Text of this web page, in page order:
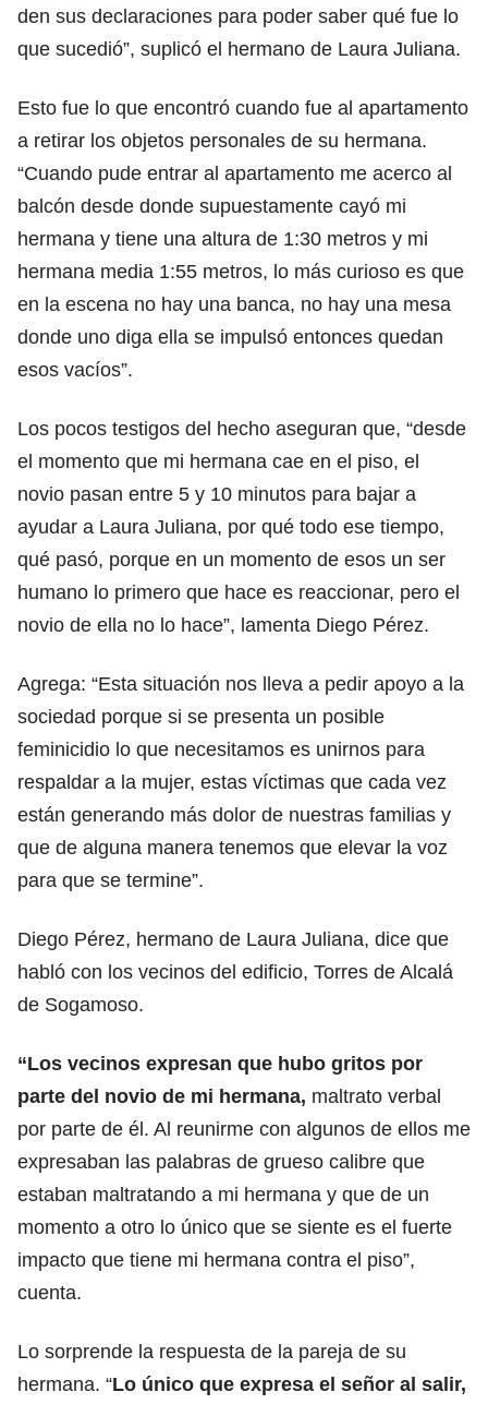
den sus declaraciones para poder saber qué fue lo
que sucedió”, suplicó el hermano de Laura Juliana.
Esto fue lo que encontró cuando fue al apartamento
a retirar los objetos personales de su hermana.
“Cuando pude entrar al apartamento me acerco al
balcón desde donde supuestamente cayó mi
hermana y tiene una altura de 1:30 metros y mi
hermana media 1:55 metros, lo más curioso es que
en la escena no hay una banca, no hay una mesa
donde uno diga ella se impulsó entonces quedan
esos vacíos”.
Los pocos testigos del hecho aseguran que, “desde
el momento que mi hermana cae en el piso, el
novio pasan entre 5 y 10 minutos para bajar a
ayudar a Laura Juliana, por qué todo ese tiempo,
qué pasó, porque en un momento de esos un ser
humano lo primero que hace es reaccionar, pero el
novio de ella no lo hace”, lamenta Diego Pérez.
Agrega: “Esta situación nos lleva a pedir apoyo a la
sociedad porque si se presenta un posible
feminicidio lo que necesitamos es unirnos para
respaldar a la mujer, estas víctimas que cada vez
están generando más dolor de nuestras familias y
que de alguna manera tenemos que elevar la voz
para que se termine”.
Diego Pérez, hermano de Laura Juliana, dice que
habló con los vecinos del edificio, Torres de Alcalá
de Sogamoso.
“Los vecinos expresan que hubo gritos por
parte del novio de mi hermana, maltrato verbal
por parte de él. Al reunirme con algunos de ellos me
expresaban las palabras de grueso calibre que
estaban maltratando a mi hermana y que de un
momento a otro lo único que se siente es el fuerte
impacto que tiene mi hermana contra el piso”,
cuenta.
Lo sorprende la respuesta de la pareja de su
hermana. “Lo único que expresa el señor al salir,